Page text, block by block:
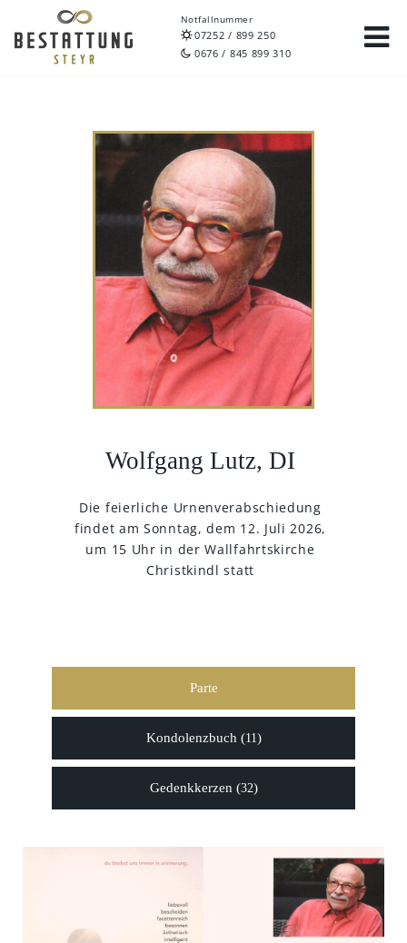
Notfallnummer
07252 / 899 250
0676 / 845 899 310
Wolfgang Lutz, DI
Die feierliche Urnenverabschiedung
findet am Sonntag, dem 12. Juli 2026,
um 15 Uhr in der Wallfahrtskirche
Christkindl statt
Parte
Kondolenzbuch (11 )
Gedenkkerzen (32)